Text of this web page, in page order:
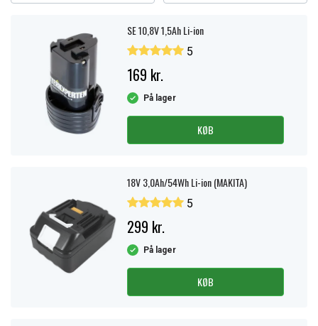
SE 10,8V 1,5Ah Li-ion
5
169 kr.
På lager
KØB
18V 3,0Ah/54Wh Li-ion (MAKITA)
5
299 kr.
På lager
KØB